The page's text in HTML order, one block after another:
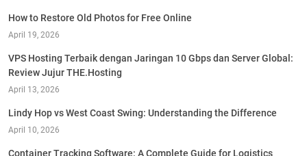
How to Restore Old Photos for Free Online
April 19, 2026
VPS Hosting Terbaik dengan Jaringan 10 Gbps dan Server Global:
Review Jujur THE.Hosting
April 13, 2026
Lindy Hop vs West Coast Swing: Understanding the Difference
April 10, 2026
Container Tracking Software: A Complete Guide for Logistics